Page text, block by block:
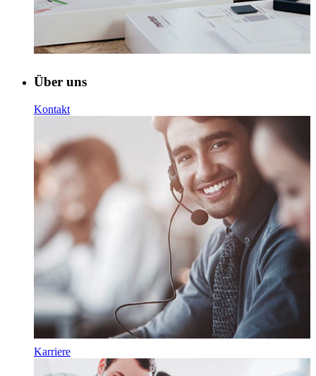
Über uns
Kontakt
Karriere